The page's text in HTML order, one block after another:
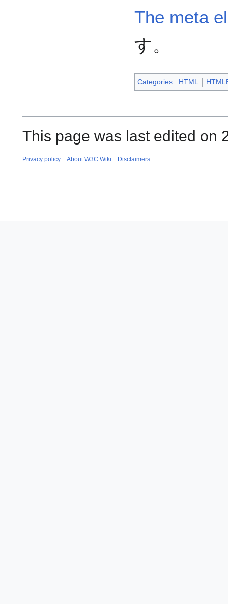
The meta
す。
Categories: HTML
This page was last edited on
Privacy policy About W3C Wiki Disclaimers